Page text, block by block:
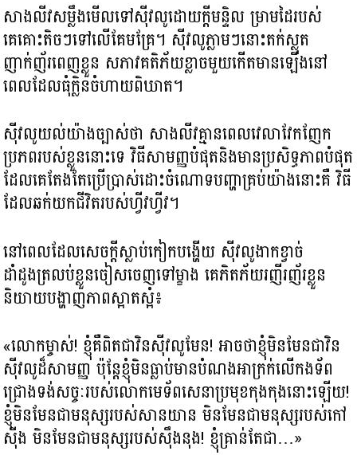
សាងលីវសម្លឹងមើលទៅស៊ីវលូដោយក្ដីមន្ទិល ម្រាមដៃរបស់
គេគោះតិចៗទៅលើគែមគ្រែ។ ស៊ីវលូភ្លាមៗនោះតក់ស្លុត
ញាក់ញ័រពេញខ្លួន សភាវគតិភ័យខ្លាចមួយកើតមានឡើងនៅ
ពេលដែលធុំក្លិនចំហាយពិឃាត។
ស៊ីវលូយល់យ៉ាងច្បាស់ថា សាងលីវគ្មានពេលវេលាវែកញែក
ប្រភពរបស់ខ្លួននោះទេ វិធីសាមញ្ញបំផុតនិងមានប្រសិទ្ធភាពបំផុត
ដែលគេតែងតែប្រើប្រាស់ដោះចំណោទបញ្ហាគ្រប់យ៉ាងនោះគឺ វិធី
ដែលឆក់យកជីវិតរបស់ហ្វីវហ្វីវ។
នៅពេលដែលសេចក្ដីស្លាប់កៀកបង្ហើយ ស៊ីវលូងាកខ្វាច់
ដាំដូងត្រលប់ខ្លួនចៀសចេញទៅម្ខាង គេភិតភ័យរញីរញ័រខ្លួន
និយាយបង្ហាញភាពស្អាតស្អំ៖
«លោកម្ចាស់! ខ្ញុំគឺពិតជាវិនស៊ីវលូមែន! អាចថាខ្ញុំមិនមែនជាវិន
ស៊ីវលូដ៏សាមញ្ញ ប៉ុន្តែខ្ញុំមិនធ្លាប់មានបំណងអាក្រក់លើកងទ័ព
ជ្រោងទង់សច្ចៈរបស់លោកមេទ័ពសេនាប្រមុខកុងកុងនោះឡើយ!
ខ្ញុំមិនមែនជាមនុស្សរបស់សានយាន មិនមែនជាមនុស្សរបស់កៅ
ស៊ីង មិនមែនជាមនុស្សរបស់ស៊ឹងនុង! ខ្ញុំគ្រាន់តែជា…»